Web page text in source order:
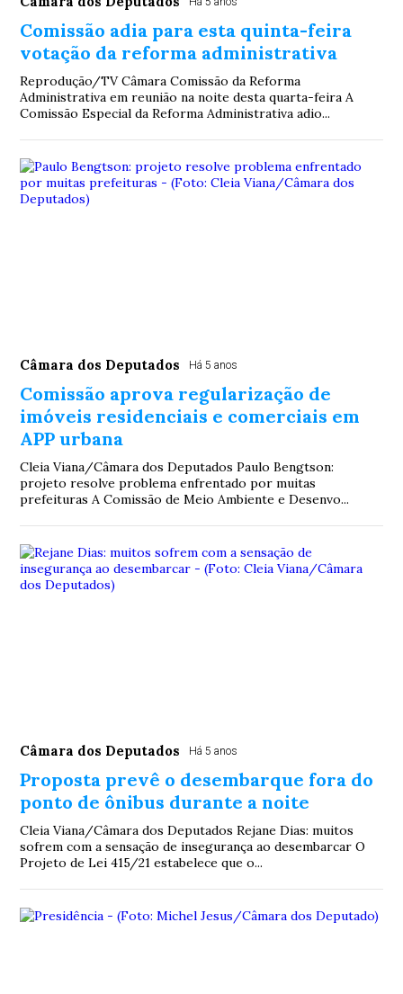
Comissão adia para esta quinta-feira
votação da reforma administrativa
Reprodução/TV Câmara Comissão da Reforma
Administrativa em reunião na noite desta quarta-feira A
Comissão Especial da Reforma Administrativa adio...
Câmara dos Deputados Há 5 anos
Comissão aprova regularização de
imóveis residenciais e comerciais em
APP urbana
Cleia Viana/Câmara dos Deputados Paulo Bengtson:
projeto resolve problema enfrentado por muitas
prefeituras A Comissão de Meio Ambiente e Desenvo...
Câmara dos Deputados Há 5 anos
Proposta prevê o desembarque fora do
ponto de ônibus durante a noite
Cleia Viana/Câmara dos Deputados Rejane Dias: muitos
sofrem com a sensação de insegurança ao desembarcar O
Projeto de Lei 415/21 estabelece que o...